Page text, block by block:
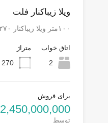
ویلا زیباکنار فلت
۱۰۰متر ویلا زیباکنار ۲۷۰متر زمین…
اتاق خواب
2
متراژ
270
برای فروش
2,450,000,000تومان
توسط